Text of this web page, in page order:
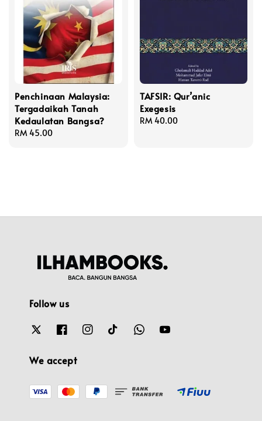
Penchinaan Malaysia:
Tergadaikah Tanah
Kedaulatan Bangsa?
Regular
RM 45.00
TAFSIR: Qur’anic
Exegesis
Regular
RM 40.00
Follow us
We accept